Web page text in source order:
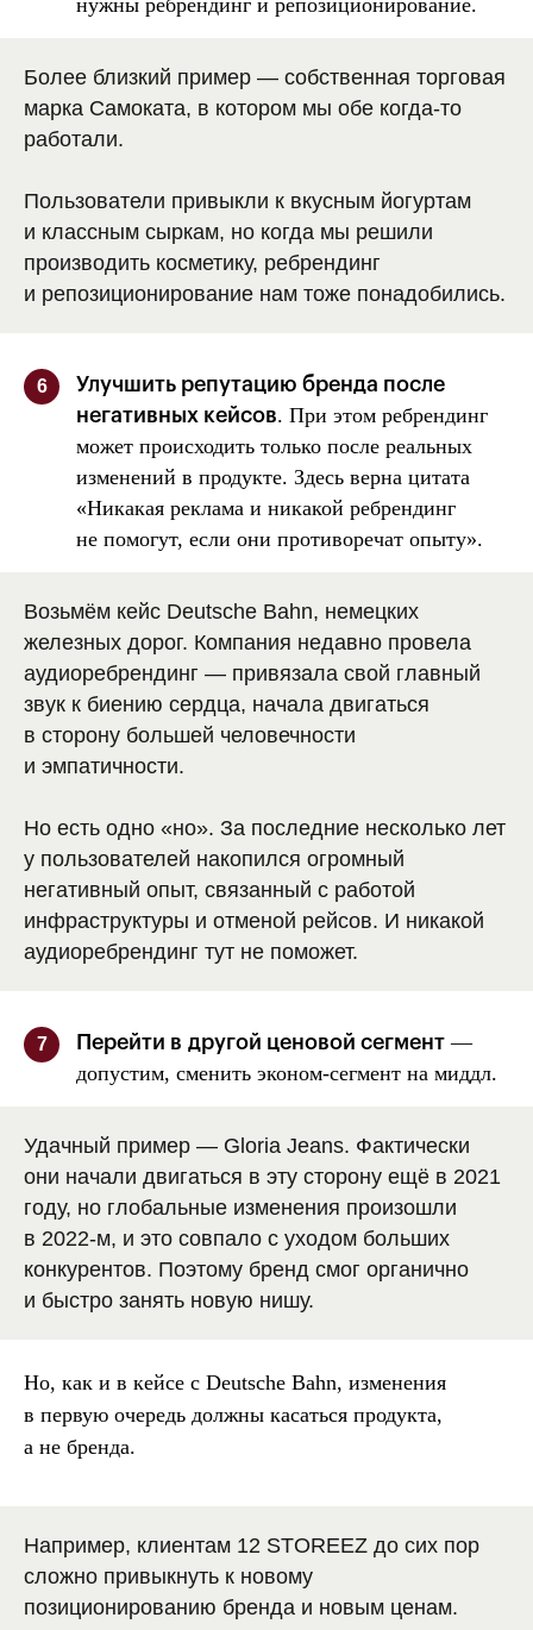
нужны ребрендинг и репозиционирование.
Более близкий пример — собственная торговая
марка Самоката, в котором мы обе когда-то
работали.
Пользователи привыкли к вкусным йогуртам
и классным сыркам, но когда мы решили
производить косметику, ребрендинг
и репозиционирование нам тоже понадобились.
6
Улучшить репутацию бренда после
негативных кейсов. При этом ребрендинг
может происходить только после реальных
изменений в продукте. Здесь верна цитата
«Никакая реклама и никакой ребрендинг
не помогут, если они противоречат опыту».
Возьмём кейс Deutsche Bahn, немецких
железных дорог. Компания недавно провела
аудиоребрендинг — привязала свой главный
звук к биению сердца, начала двигаться
в сторону большей человечности
и эмпатичности.
Но есть одно «но». За последние несколько лет
у пользователей накопился огромный
негативный опыт, связанный с работой
инфраструктуры и отменой рейсов. И никакой
аудиоребрендинг тут не поможет.
7 Перейти в другой ценовой сегмент—
допустим, сменить эконом-сегмент на миддл.
Удачный пример — Gloria Jeans. Фактически
они начали двигаться в эту сторону ещё в 2021
году, но глобальные изменения произошли
в 2022-м, и это совпало с уходом больших
конкурентов. Поэтому бренд смог органично
и быстро занять новую нишу.
Но, как и в кейсе с Deutsche Bahn, изменения
в первую очередь должны касаться продукта,
а не бренда.
Например, клиентам 12 STOREEZ до сих пор
сложно привыкнуть к новому
позиционированию бренда и новым ценам.